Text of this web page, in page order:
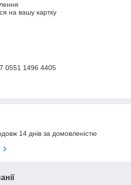
на вашу картку
0551 1496 4405
14 днів за домовленістю